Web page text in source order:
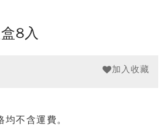
8入
加入收藏
不含運費。